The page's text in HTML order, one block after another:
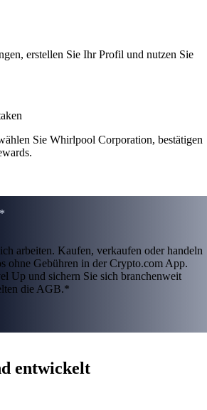
erstellen Sie Ihr Profil und nutzen Sie
Sie Whirlpool Corporation, bestätigen
arbeiten. Kaufen, verkaufen oder handeln
ohne Gebühren in der Crypto.com App.
Up und sichern Sie sich branchenweit
die AGB.*
entwickelt